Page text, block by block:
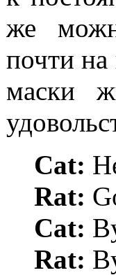
же
почти
маски
Cat:
Rat:
Cat:
Rat: